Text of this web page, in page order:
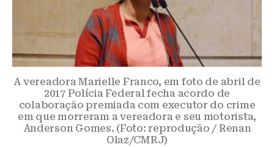
A vereadora Marielle Franco, em foto de abril de
2017 Polícia Federal fecha acordo de
colaboração premiada com executor do crime
em que morreram a vereadora e seu motorista,
Anderson Gomes. (Foto: reprodução / Renan
Olaz/CMRJ)